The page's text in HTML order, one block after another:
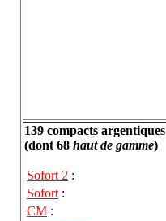
139 compacts argentiques
(dont 68 haut de gamme)
Sofort 2 :
Sofort :
CM :